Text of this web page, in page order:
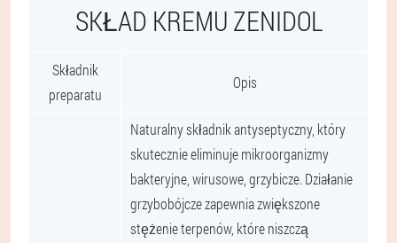
SKŁAD KREMU ZENIDOL
Składnik
preparatu
Opis
Naturalny składnik antyseptyczny, który
skutecznie eliminuje mikroorganizmy
bakteryjne, wirusowe, grzybicze. Działanie
grzybobójcze zapewnia zwiększone
stężenie terpenów, które niszczą